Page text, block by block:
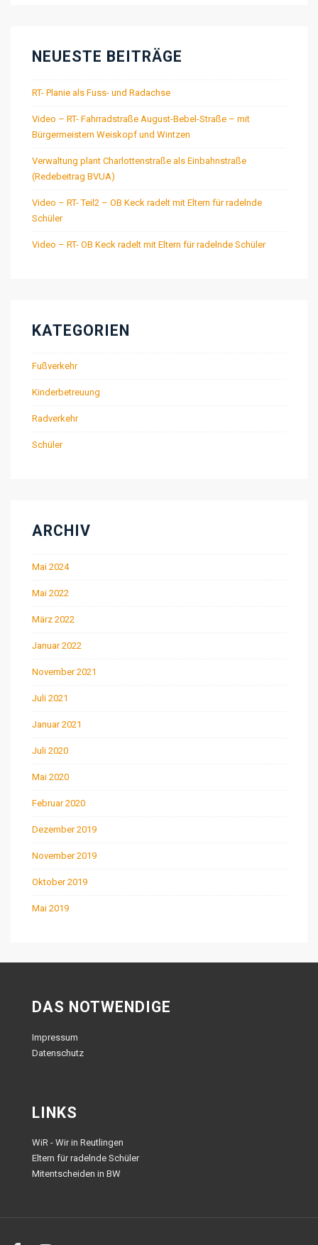
NEUESTE BEITRÄGE
RT- Planie als Fuss- und Radachse
Video – RT- Fahrradstraße August-Bebel-Straße – mit
Bürgermeistern Weiskopf und Wintzen
Verwaltung plant Charlottenstraße als Einbahnstraße
(Redebeitrag BVUA)
Video – RT- Teil2 – OB Keck radelt mit Eltern für radelnde
Schüler
Video – RT- OB Keck radelt mit Eltern für radelnde Schüler
KATEGORIEN
Fußverkehr
Kinderbetreuung
Radverkehr
Schüler
ARCHIV
Mai 2024
Mai 2022
März 2022
Januar 2022
November 2021
Juli 2021
Januar 2021
Juli 2020
Mai 2020
Februar 2020
Dezember 2019
November 2019
Oktober 2019
Mai 2019
DAS NOTWENDIGE
Impressum
Datenschutz
LINKS
WiR - Wir in Reutlingen
Eltern für radelnde Schüler
Mitentscheiden in BW